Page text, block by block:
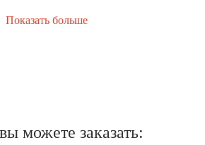
Показать больше
можете заказать: